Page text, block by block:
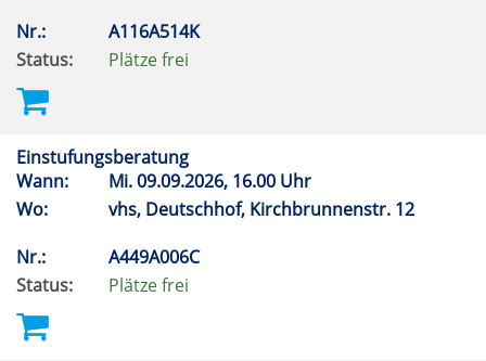
Nr.:
A116A514K
Status:
Plätze frei
Einstufungsberatung
Wann:
Mi.09.09.2026, 16.00 Uhr
Wo:
vhs, Deutschhof, Kirchbrunnenstr. 12
Nr.:
A449A006C
Status:
Plätze frei